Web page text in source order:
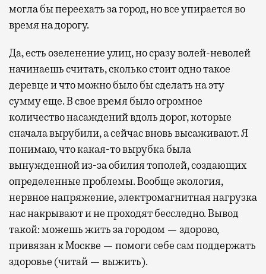
могла бы переехать за город, но все упирается во
время на дорогу.
Да, есть озеленение улиц, но сразу волей-неволей
начинаешь считать, сколько стоит одно такое
деревце и что можно было бы сделать на эту
сумму еще. В свое время было огромное
количество насаждений вдоль дорог, которые
сначала вырубили, а сейчас вновь высаживают. Я
понимаю, что какая-то вырубка была
вынужденной из-за обилия тополей, создающих
определенные проблемы. Вообще экология,
нервное напряжение, электромагнитная нагрузка
нас накрывают и не проходят бесследно. Вывод
такой: можешь жить за городом — здорово,
привязан к Москве — помоги себе сам поддержать
здоровье (читай — выжить).